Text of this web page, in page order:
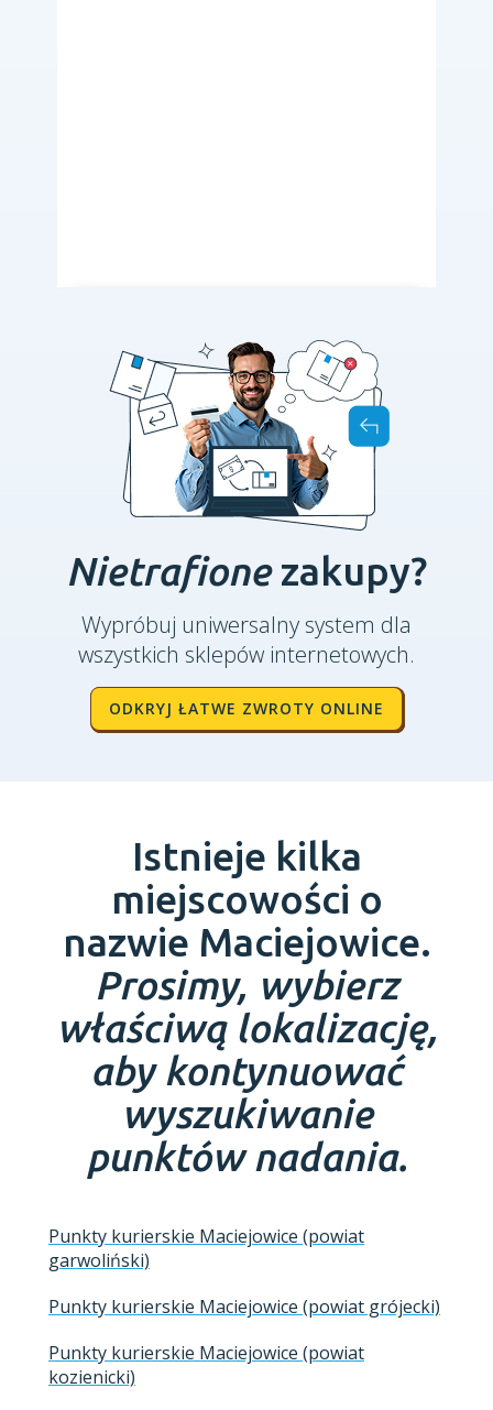
Nietrafionezakupy?
Wypróbuj uniwersalny system dla
wszystkich sklepów internetowych.
ODKRYJ ŁATWE ZWROTY ONLINE
Istnieje kilka
miejscowości o
nazwie Maciejowice.
Prosimy, wybierz
właściwą lokalizację,
aby kontynuować
wyszukiwanie
punktów nadania.
Punkty kurierskie Maciejowice (powiat
garwoliński)
Punkty kurierskie Maciejowice (powiat grójecki)
Punkty kurierskie Maciejowice (powiat
kozienicki)